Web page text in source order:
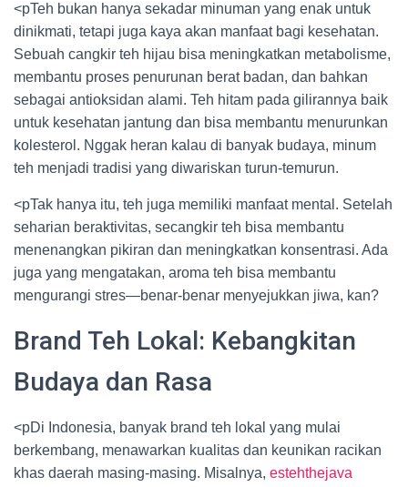
<pTeh bukan hanya sekadar minuman yang enak untuk
dinikmati, tetapi juga kaya akan manfaat bagi kesehatan.
Sebuah cangkir teh hijau bisa meningkatkan metabolisme,
membantu proses penurunan berat badan, dan bahkan
sebagai antioksidan alami. Teh hitam pada gilirannya baik
untuk kesehatan jantung dan bisa membantu menurunkan
kolesterol. Nggak heran kalau di banyak budaya, minum
teh menjadi tradisi yang diwariskan turun-temurun.
<pTak hanya itu, teh juga memiliki manfaat mental. Setelah
seharian beraktivitas, secangkir teh bisa membantu
menenangkan pikiran dan meningkatkan konsentrasi. Ada
juga yang mengatakan, aroma teh bisa membantu
mengurangi stres—benar-benar menyejukkan jiwa, kan?
Brand Teh Lokal: Kebangkitan
Budaya dan Rasa
<pDi Indonesia, banyak brand teh lokal yang mulai
berkembang, menawarkan kualitas dan keunikan racikan
khas daerah masing-masing. Misalnya, estehthejava